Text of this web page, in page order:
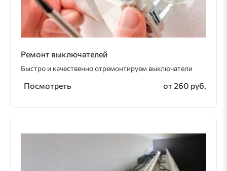
Ремонт выключателей
Быстро и качественно отремонтируем выключатели
Посмотреть от 260 руб.